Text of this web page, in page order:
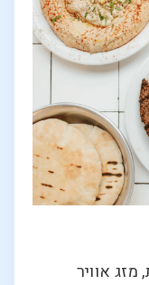
מזג אוויר